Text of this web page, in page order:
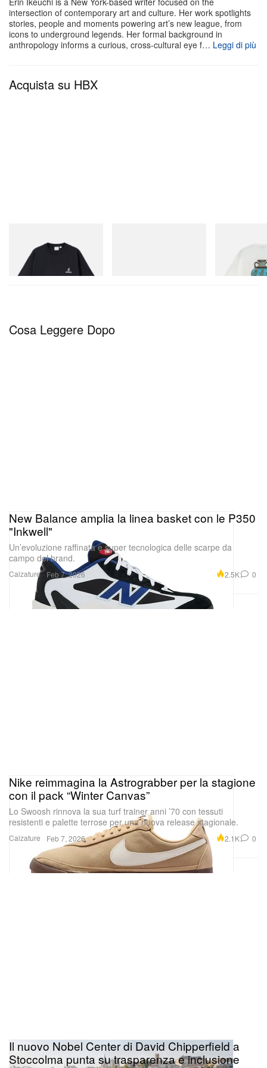
10 Corso Como
Corso Como 10,
20154 Milano (MI), Italia
intersection of contemporary art and culture. Her work spotlights
stories, people and moments powering art’s new league, from
icons to underground legends. Her formal background in
anthropology informs a curious, cross-cultural eye f… Leggi di più
Acquista su HBX
One Point Logo Tee
Acquista ora
Acquista ora
Cosa Leggere Dopo
Calzature
New Balance amplia la linea basket con le P350
"Inkwell"
Un’evoluzione raffinata e super tecnologica delle scarpe da
campo del brand.
Feb 7, 2026 2.5K 0
Calzature
Nike reimmagina la Astrograbber per la stagione
con il pack “Winter Canvas”
Lo Swoosh rinnova la sua turf trainer anni ’70 con tessuti
resistenti e palette terrose per una nuova release stagionale.
Feb 7, 2026 2.1K 0
Il nuovo Nobel Center di David Chipperfield a
Stoccolma punta su trasparenza e inclusione